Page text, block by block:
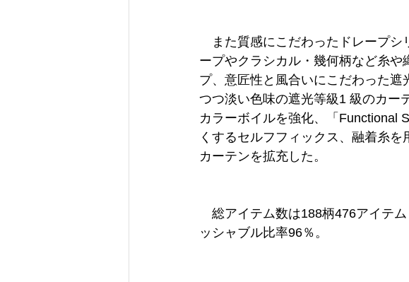
また質感にこだわったドレープシ
ープやクラシカル・幾何柄など糸
プ、意匠性と風合いにこだわった遮
つつ淡い色味の遮光等級1 級のカー
カラーボイルを強化、「Functional
くするセルフフィックス、融着糸
カーテンを拡充した。
総アイテム数は188柄476アイテ
ッシャブル比率96％。